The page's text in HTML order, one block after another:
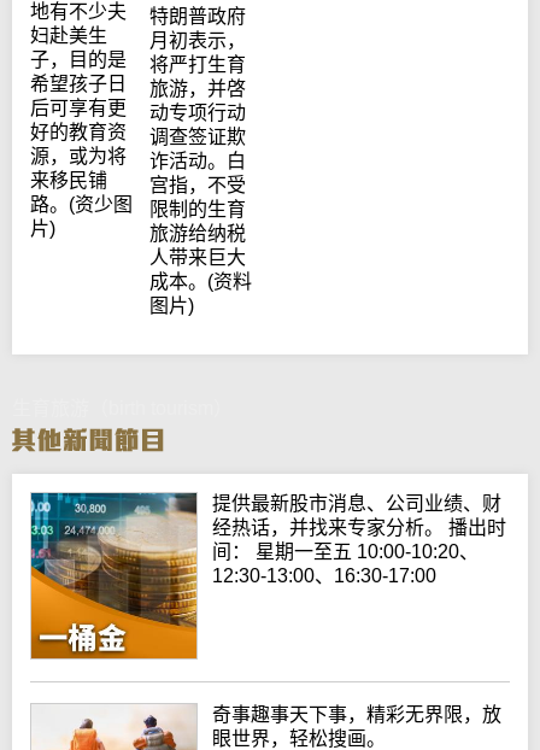
地有不少夫
妇赴美生
子，目的是
希望孩子日
后可享有更
好的教育资
源，或为将
来移民铺
路。(资少图
片)
特朗普政府
月初表示，
将严打生育
旅游，并啓
动专项行动
调查签证欺
诈活动。白
宫指，不受
限制的生育
旅游给纳税
人带来巨大
成本。(资料
图片)
提供最新股市消息、公司业绩、财
经热话，并找来专家分析。 播出时
间： 星期一至五 10:00-10:20、
12:30-13:00、16:30-17:00
奇事趣事天下事，精彩无界限，放
眼世界，轻松搜画。